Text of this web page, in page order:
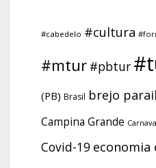
#cabedelo #cultura
#mtur #pbtur
(PB) Brasil brejo
Campina Grande
Covid-19 economia